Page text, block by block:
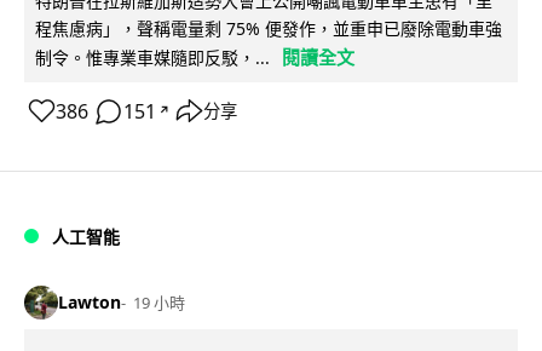
程焦慮病」，聲稱電量剩 75% 便發作，並重申已廢除電動車強
制令。惟專業車媒隨即反駁，...
閱讀全文
386 151 ↗ 分享
人工智能
Lawton 19 小時